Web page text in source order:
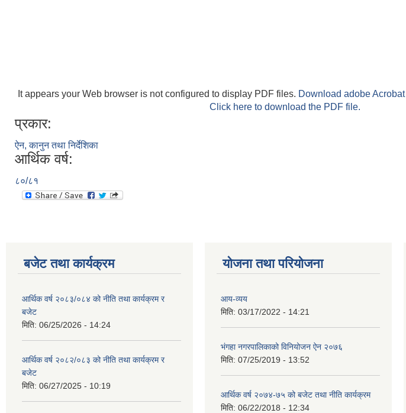
It appears your Web browser is not configured to display PDF files. Download adobe Acrobat
Click here to download the PDF file.
प्रकार:
ऐन, कानुन तथा निर्देशिका
आर्थिक वर्ष:
८०/८१
बजेट तथा कार्यक्रम
आर्थिक वर्ष २०८३/०८४ को नीति तथा कार्यक्रम र
बजेट
मिति: 06/25/2026 - 14:24
आर्थिक वर्ष २०८२/०८३ को नीति तथा कार्यक्रम र
बजेट
मिति: 06/27/2025 - 10:19
योजना तथा परियोजना
आय-व्यय
मिति: 03/17/2022 - 14:21
भंगहा नगरपालिकाको विनियोजन ऐन २०७६
मिति: 07/25/2019 - 13:52
आर्थिक वर्ष २०७४-७५ को बजेट तथा नीति कार्यक्रम
मिति: 06/22/2018 - 12:34